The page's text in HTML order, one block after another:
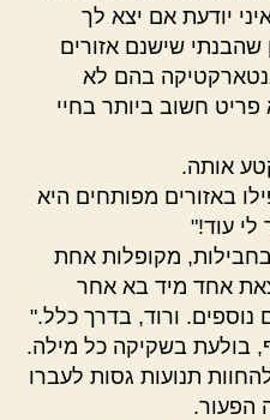
יודעת אם יצא לך
שישנם אזורים
בהם לא
חשוב ביותר בחיי
אותה.
באזורים מפותחים היא
עוד!"
מקופלות אחת
אחד מיד בא אחר
נוספים. ורוד, בדרך כלל."
בולעת בשקיקה כל מילה.
תנועות גסות לעברו
הפעור.